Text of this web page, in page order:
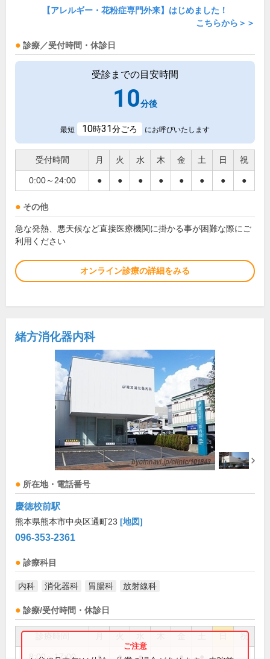
【アレルギー・花粉症専門外来】はじめました！
こちらから＞＞
診療／受付時間・休診日
受診までの目安時間
10分後
最短 10時31分ごろ にお呼びいたします
受付時間 月 火 水 木 金 土 日 祝
0:00～24:00 ● ● ● ● ● ● ● ●
その他
急な発熱、悪天候など直接医療機関に掛かる事が困難な際にご
利用ください
オンライン診療の詳細をみる
緒方消化器内科
所在地・電話番号
慶徳校前駅
熊本県熊本市中央区通町23 [地図]
096-353-2361
診療科目
内科 消化器科 胃腸科 放射線科
診療/受付時間・休診日
祝
8:00～17:00 ● ● ● ●